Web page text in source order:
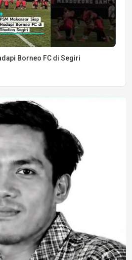
Borneo FC di Segiri